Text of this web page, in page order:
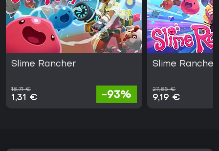
Slime Rancher
18,71 €
1,31 € -93%
Slime Rancher
27,85 €
9,19 €